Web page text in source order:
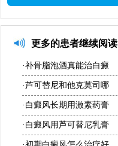
更多的患者继续阅读
·补骨脂泡酒真能治白癜
·芦可替尼和他克莫司哪
·白癜风长期用激素药膏
·白癜风用芦可替尼乳膏